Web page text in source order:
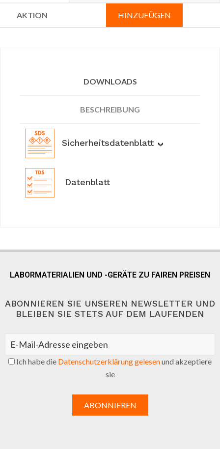
HINZUFÜGEN
DOWNLOADS
BESCHREIBUNG
Sicherheitsdatenblatt
Datenblatt
LABORMATERIALIEN UND -GERÄTE ZU FAIREN PREISEN
ABONNIEREN SIE UNSEREN NEWSLETTER UND
BLEIBEN SIE STETS AUF DEM LAUFENDEN
Ich habe die Datenschutzerklärung gelesenund akzeptiere
sie